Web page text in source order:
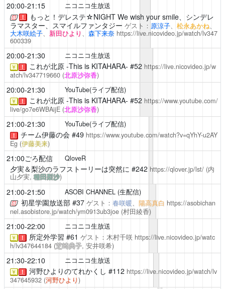
20:00-21:15 ニコニコ生放送
！ もっと！デレステ☆NIGHTWe wish your smile、シンデレ
ラマスター、スマイルファンタジー ゲスト： 原涼子、 松永あかね、
大木咲絵子、 新田ひより 、 森下来奈 https://live.nicovideo.jp/watch/lv347
600339
20:00-21:30 ニコニコ生放送
￥ ！ これが北原 -This is KITAHARA- #52 https://live.nicovideo.jp/w
atch/lv347719660 (北原沙弥香)
20:00-21:30 YouTube(ライブ配信)
￥ ！ これが北原 -This is KITAHARA- #52 https://www.youtube.com/
live/go7e6WBAijE (北原沙弥香)
21:00-21:30 YouTube(ライブ配信)
！ チーム伊藤の会#49 https://www.youtube.com/watch?v=qYhY-u2AY
Eg (伊藤美来)
21:00ごろ配信 QloveR
夕実＆梨沙のラフストーリーは突然に #242 https://qlover.jp/lst/ (内
山夕実,種田梨沙)
21:00-21:50 ASOBI CHANNEL (生配信)
初星学園放送部#37 ゲスト： 春咲暖 陽高真白 https://asobichan
nel.asobistore.jp/watch/ym0913ub3joe (村田綾香)
21:00-22:00 ニコニコ生放送
￥ ！ 所定外学習 #61 ゲスト：木村千咲 https://live.nicovideo.jp/watc
h/lv347644184 (芝崎典子, 安井咲希)
21:30-22:10 ニコニコ生放送
￥ ！ 河野ひよりのてれかくし #112 https://live.nicovideo.jp/watch/lv
347645932 (河野ひより)